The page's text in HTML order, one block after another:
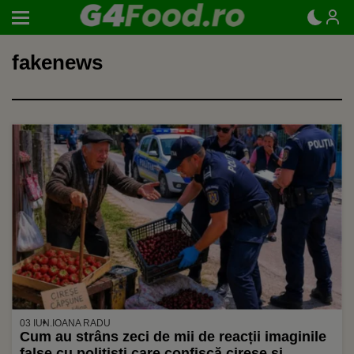
fakenews
03 IUN. IOANA RADU
Cum au strâns zeci de mii de reacții imaginile